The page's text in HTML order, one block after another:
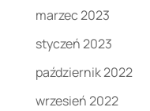
marzec 2023
styczeń 2023
październik 2022
wrzesień 2022